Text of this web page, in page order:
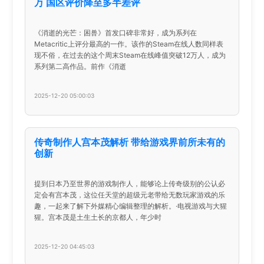
《消逝的光芒：困兽》首发口碑非常好，成为系列在
Metacritic上评分最高的一作。该作的Steam在线人数同样表
现不俗，在过去的这个周末Steam在线峰值突破12万人，成为
系列第二高作品。前作《消逝
2025-12-20 05:00:03
传奇制作人宫本茂解析 带给游戏界前所未有的
创新
提到日本乃至世界的游戏制作人，能够论上传奇级别的公认必
定会有宫本茂，这位任天堂的超级元老带给无数玩家游戏的乐
趣，一起来了解下外媒精心编辑整理的解析。·电视游戏与大猩
猩。宫本茂是土生土长的京都人，年少时
2025-12-20 04:45:03